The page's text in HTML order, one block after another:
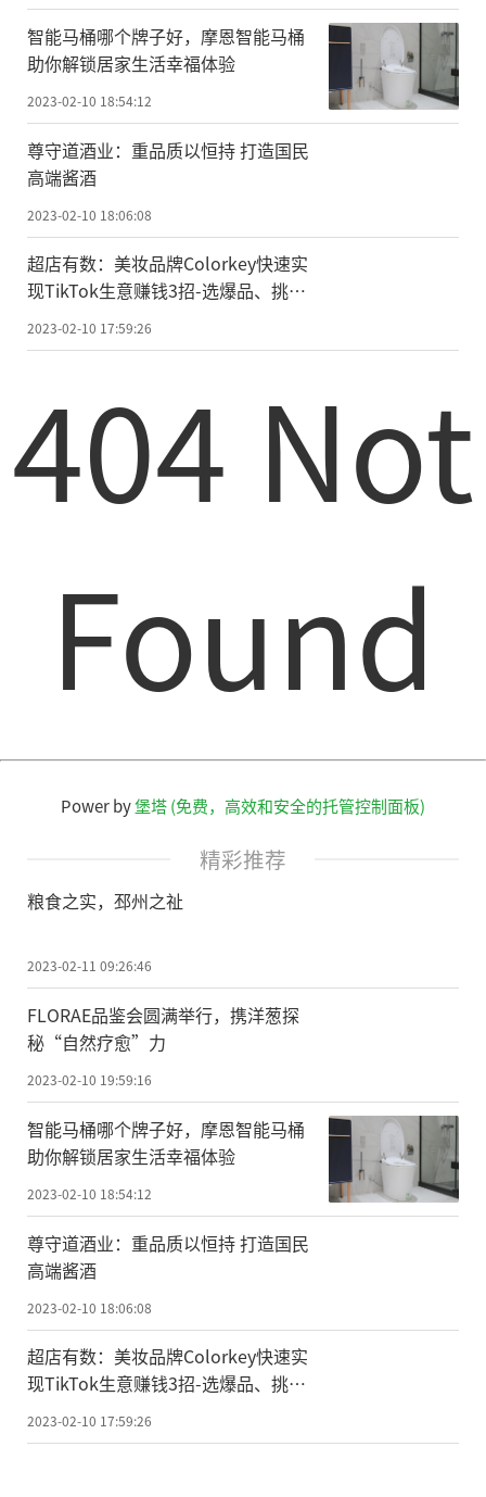
智能马桶哪个牌子好，摩恩智能马桶
助你解锁居家生活幸福体验
2023-02-10 18:54:12
尊守道酒业：重品质以恒持 打造国民
高端酱酒
2023-02-10 18:06:08
超店有数：美妆品牌Colorkey快速实
现TikTok生意赚钱3招-选爆品、挑达
人、查竞对
2023-02-10 17:59:26
404 Not
Found
Power by堡塔 (免费，高效和安全的托管控制面板)
精彩推荐
粮食之实，邳州之祉
2023-02-11 09:26:46
FLORAE品鉴会圆满举行，携洋葱探
秘“自然疗愈”力
2023-02-10 19:59:16
智能马桶哪个牌子好，摩恩智能马桶
助你解锁居家生活幸福体验
2023-02-10 18:54:12
尊守道酒业：重品质以恒持 打造国民
高端酱酒
2023-02-10 18:06:08
超店有数：美妆品牌Colorkey快速实
现TikTok生意赚钱3招-选爆品、挑达
人、查竞对
2023-02-10 17:59:26